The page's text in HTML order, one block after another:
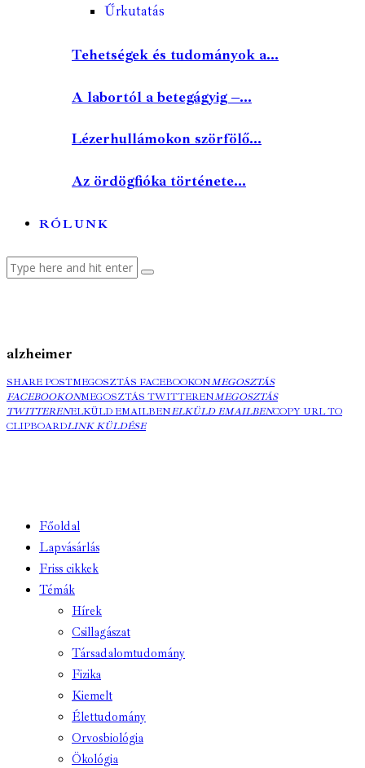
Űrkutatás
Tehetségek és tudományok a...
A labortól a betegágyig –...
Lézerhullámokon szörfölő...
Az ördögfióka története...
RÓLUNK
alzheimer
SHARE POSTMEGOSZTÁS FACEBOOKONMEGOSZTÁS
FACEBOOKONMEGOSZTÁS TWITTERENMEGOSZTÁS
TWITTERENELKÜLD EMAILBENELKÜLD EMAILBENCOPY URL TO
CLIPBOARDLINK KÜLDÉSE
Főoldal
Lapvásárlás
Friss cikkek
Témák
Hírek
Csillagászat
Társadalomtudomány
Fizika
Kiemelt
Élettudomány
Orvosbiológia
Ökológia